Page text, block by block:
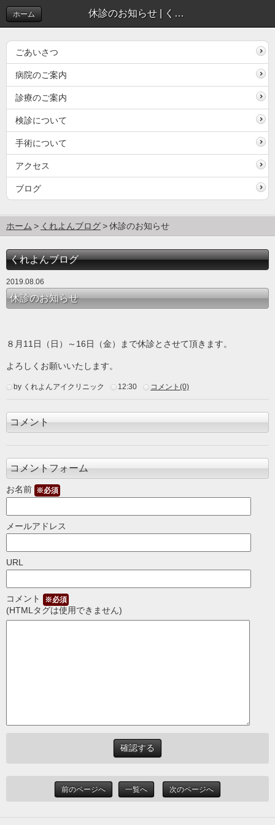
休診のお知らせ | くれよんブログ
ホーム
ごあいさつ
病院のご案内
診療のご案内
検診について
手術について
アクセス
ブログ
ホーム くれよんブログ 休診のお知らせ
くれよんブログ
2019.08.06
休診のお知らせ
８月11日（日）～16日（金）まで休診とさせて頂きます。
よろしくお願いいたします。
by くれよんアイクリニック 12:30 コメント(0)
コメント
コメントフォーム
お名前 ※必須
メールアドレス
URL
コメント ※必須
(HTMLタグは使用できません)
前のページへ 一覧へ 次のページへ